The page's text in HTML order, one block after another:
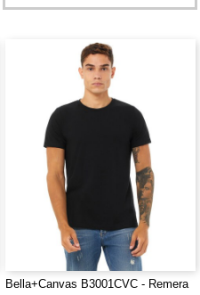
Bella+Canvas B3001CVC - Remera